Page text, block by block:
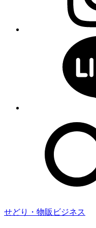
せどり・物販ビジネス